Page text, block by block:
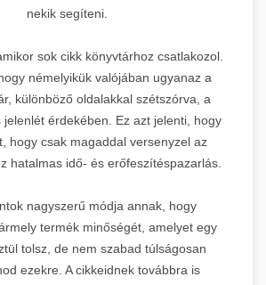
nekik segíteni.
sok cikk könyvtárhoz csatlakozol.
némelyikük valójában ugyanaz a
különböző oldalakkal szétszórva, a
jelenlét érdekében. Ez azt jelenti, hogy
hogy csak magaddal versenyzel az
hatalmas idő- és erőfeszítéspazarlás.
nagyszerű módja annak, hogy
termék minőségét, amelyet egy
tolsz, de nem szabad túlságosan
ezekre. A cikkeidnek továbbra is